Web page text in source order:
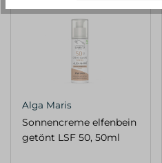
Alga Maris
Sonnencreme elfenbein
getönt LSF 50, 50ml